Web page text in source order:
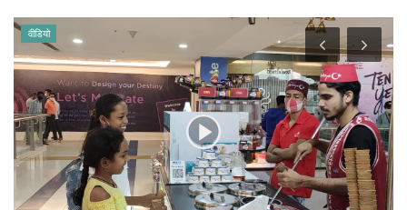
वीडियो